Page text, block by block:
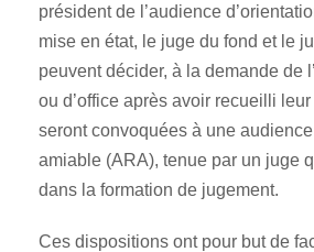
président de l’audience
mise en état, le juge du fond et le
peuvent décider, à la demande de
ou d’office après avoir recueilli
seront convoquées à une
amiable (ARA), tenue par un juge
dans la formation de jugement.
Ces dispositions ont pour but de